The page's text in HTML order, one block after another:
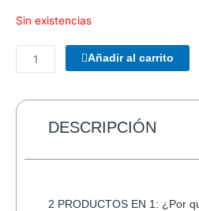
Sin existencias
COMBO
TECLADO/MOUSE
178990
INALAMBRICO
Añadir al carrito
DESCRIPCIÓN
2 PRODUCTOS EN 1: ¿Por